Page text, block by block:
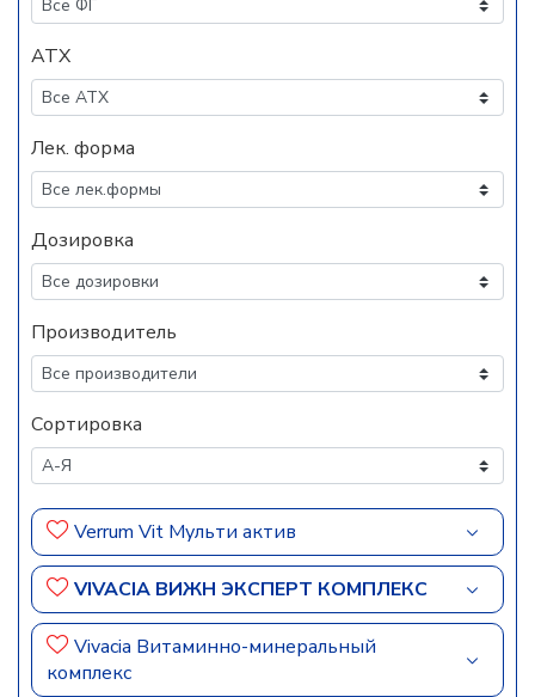
АТХ
Лек. форма
Дозировка
Производитель
Сортировка
Verrum Vit Мульти актив
VIVACIA ВИЖН ЭКСПЕРТ КОМПЛЕКС
Vivacia Витаминно-минеральный
комплекс